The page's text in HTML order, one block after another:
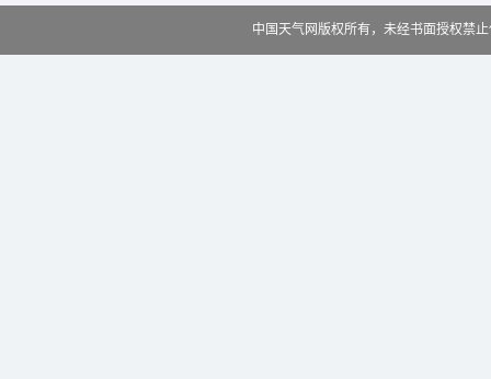
中国天气网版权所有，未经书面授权